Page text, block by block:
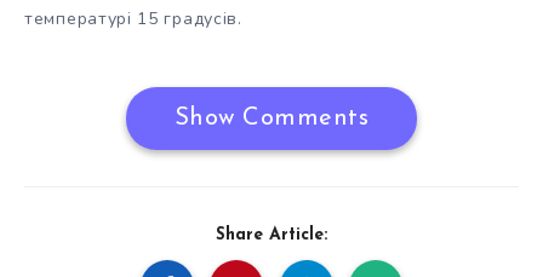
температурі 15 градусів.
Show Comments
Share Article: